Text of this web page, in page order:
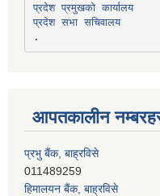
प्रदेश प्रमुखको कार्यालय
प्रदेश सभा सचिवालय
आपतकालीन
प्रभु बैंक, बाह्रविसे
हिमालयन बैंक, बाह्रविसे
011489290
लक्ष्मी बैंक, चाैतारा